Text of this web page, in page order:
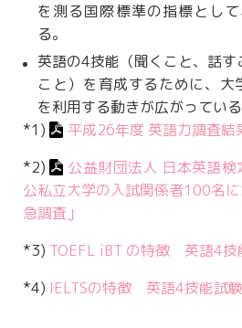
を測る国際標準の指標とし
る。
英語の4技能（聞くこと、話す
こと）を育成するために、大
を利用する動きが広がっている
*1)
平成26年度 英語力調査結
*2)
公益財団法人 日本英語
公私立大学の入試関係者100名
急調査」
*3) TOEFL iBT の特徴 英語4技
*4) IELTSの特徴 英語4技能試